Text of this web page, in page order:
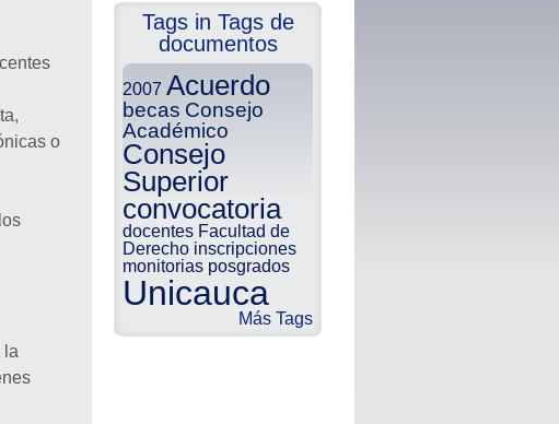
o
la
Tags in Tags de
documentos
2007 Acuerdo
becas Consejo
Académico
Consejo
Superior
convocatoria
docentes Facultad de
Derecho inscripciones
monitorias posgrados
Unicauca
Más Tags